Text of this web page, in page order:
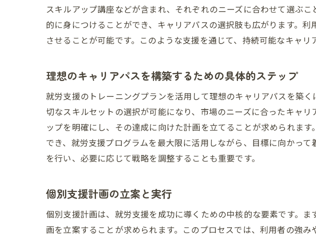
市場ニーズ分析に
就労支援が提供す
トレンドスキルの習
就労支援が提供するキャ
多様なキャリア選
未来のキャリアを見
就労支援を通じた
キャリアチェンジ
自分らしいキャリ
働き方改革に対応し
スキルアップ講座などが含まれ、それぞれのニーズに合わせて選ぶ
的に身につけることができ、キャリアパスの選択肢も広がります。
させることが可能です。このような支援を通じて、持続可能なキャリ
理想のキャリアパスを構築するための具体的ステップ
就労支援のトレーニングプランを活用して理想のキャリアパスを築
切なスキルセットの選択が可能になり、市場のニーズに合ったキャ
ップを明確にし、その達成に向けた計画を立てることが求められま
でき、就労支援プログラムを最大限に活用しながら、目標に向かっ
を行い、必要に応じて戦略を調整することも重要です。
個別支援計画の立案と実行
個別支援計画は、就労支援を成功に導くための中核的な要素です。
画を立案することが求められます。このプロセスでは、利用者の強